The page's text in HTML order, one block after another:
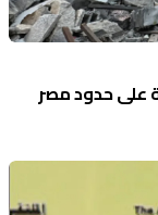
على حدود مصر